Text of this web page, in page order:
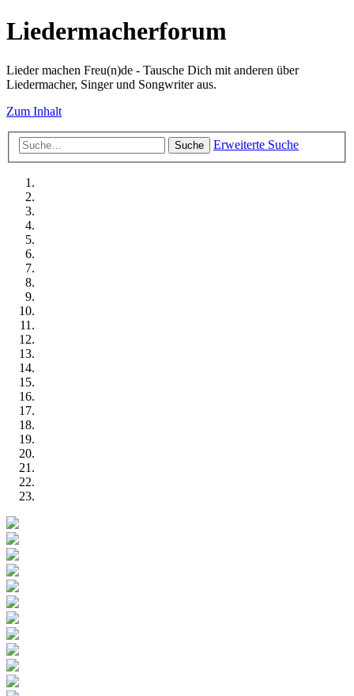
Liedermacherforum
Lieder machen Freu(n)de - Tausche Dich mit anderen über
Liedermacher, Singer und Songwriter aus.
Zum Inhalt
Suche Erweiterte Suche